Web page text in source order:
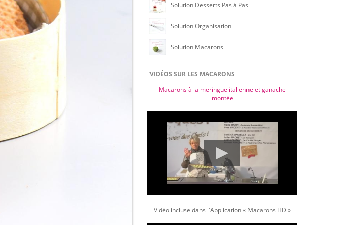
Solution Desserts Pas à Pas
Solution Organisation
Solution Macarons
VIDÉOS SUR LES MACARONS
Macarons à la meringue italienne et ganache
montée
Vidéo incluse dans l'Application « Macarons HD »